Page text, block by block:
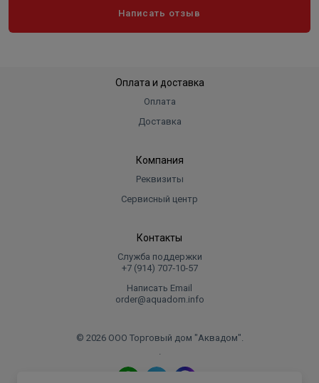
Написать отзыв
Оплата и доставка
Оплата
Доставка
Компания
Реквизиты
Сервисный центр
Контакты
Служба поддержки
+7 (914) 707‑10‑57
Написать Email
order@aquadom.info
© 2026 ООО Торговый дом "Аквадом".
.